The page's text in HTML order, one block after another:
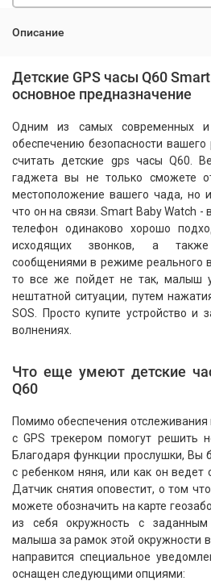
Описание
Детские GPS часы Q60
основное предназначение
Одним из самых современных
обеспечению безопасности
считать детские gps часы Q60.
гаджета вы не только сможете
местоположение вашего чада, но
что он на связи. Smart Baby Watch -
телефон одинаково хорошо
исходящих звонков, а
сообщениями в режиме реального
то все же пойдет не так, малыш
нештатной ситуации, путем
SOS. Просто купите устройство и
волнениях.
Что еще умеют детские
Q60
Помимо обеспечения отслеживания
c GPS трекером помогут решить
Благодаря функции прослушки, Вы
с ребенком няня, или как он ведет
Датчик снятия оповестит, о том
можете обозначить на карте
из себя окружность с
малыша за рамок этой окружности
направится специальное
оснащен следующими опциями: